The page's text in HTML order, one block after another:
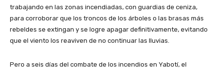
trabajando en las zonas incendiadas, con guardias de ceniza,
para corroborar que los troncos de los árboles o las brasas más
rebeldes se extingan y se logre apagar definitivamente, evitando
que el viento los reaviven de no continuar las lluvias.
Pero a seis días del combate de los incendios en Yabotí, el